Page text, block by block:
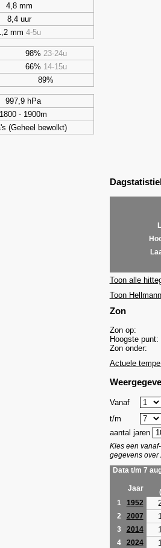
4,8 mm
8,4 uur
mm4-5u
98% 23-24u
66% 14-15u
89%
997,9 hPa
1800 - 1900m
(Geheel bewolkt)
Toon alle
Toon
Zon
Zon op:
Hoogste punt:
Zon onder:
Actuele
Vanaf
t/m
aantal jaren
Kies een
gegevens over
Data t/m 7
Jaar
1
1952
2 2007
3 2014
4 2024